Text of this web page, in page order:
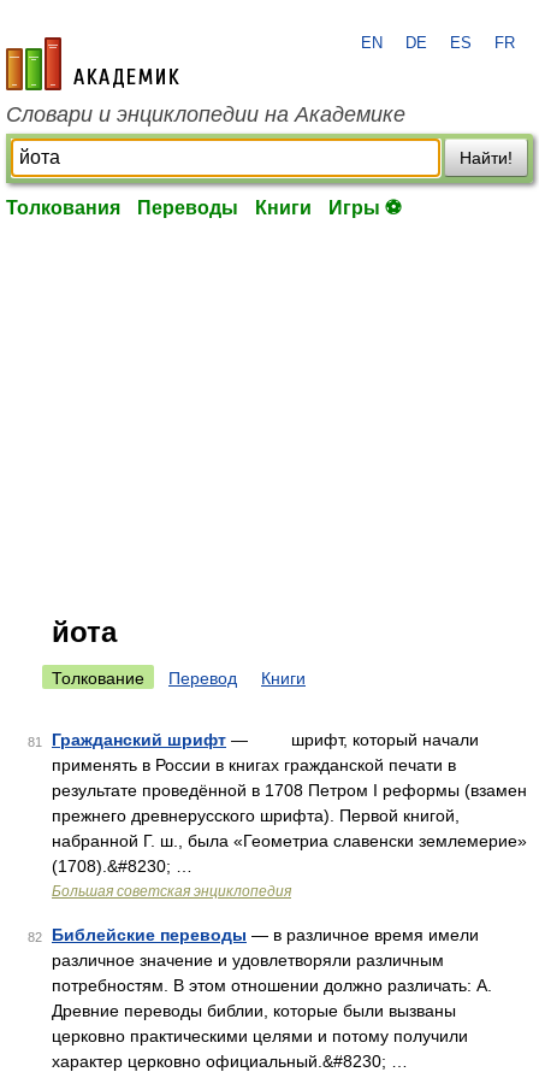
academic.ru
EN DE ES FR
Словари и энциклопедии на Академике
Найти!
Толкования Переводы Книги Игры ⚽
йота
Толкование Перевод Книги
81 Гражданский шрифт — шрифт, который начали
применять в России в книгах гражданской печати в
результате проведённой в 1708 Петром I реформы (взамен
прежнего древнерусского шрифта). Первой книгой,
набранной Г. ш., была «Геометриа славенски землемерие»
(1708).&#8230; …
Большая советская энциклопедия
82 Библейские переводы — в различное время имели
различное значение и удовлетворяли различным
потребностям. В этом отношении должно различать: А.
Древние переводы библии, которые были вызваны
церковно практическими целями и потому получили
характер церковно официальный.&#8230; …